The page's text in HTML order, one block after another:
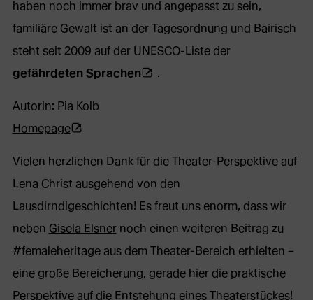
haben noch immer brav und angepasst zu sein,
familiäre Gewalt ist an der Tagesordnung und Bairisch
steht seit 2009 auf der UNESCO-Liste der
gefährdeten Sprachen(Öffnet
neuem
Tab)
.
Autorin: Pia Kolb
Homepage(Öffnet
Vielen herzlichen Dank für die Theater-Perspektive auf
Lena Christ ausgehend von den
Lausdirndlgeschichten! Es freut uns enorm, dass wir
neben Gisela Elsnernoch einen weiteren Beitrag zu
#femaleheritage aus dem Theater-Bereich erhielten –
eine große Bereicherung, gerade hier die praktische
Perspektive auf die Entstehung eines Theaterstückes!